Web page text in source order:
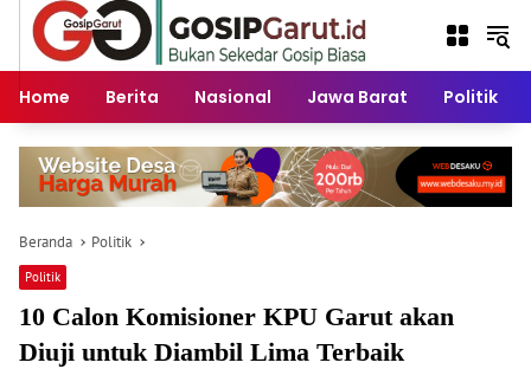
Langsung
konten
Home Berita Nasional Jawa Barat Politik
Beranda Politik
Politik
10 Calon Komisioner KPU Garut akan
Diuji untuk Diambil Lima Terbaik